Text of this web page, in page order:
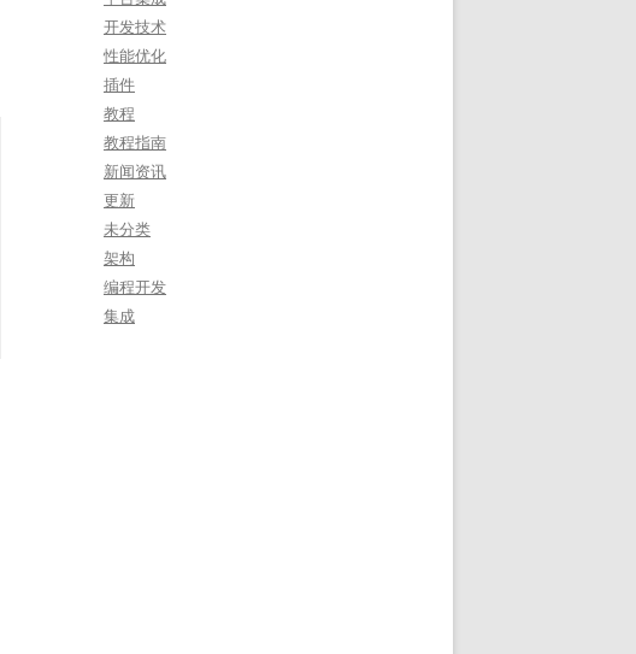
开发技术
性能优化
插件
教程
教程指南
新闻资讯
更新
未分类
架构
编程开发
集成